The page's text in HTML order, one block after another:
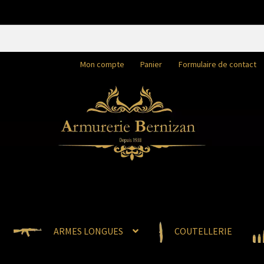
Mon compte Panier Formulaire de contact
ARMES LONGUES COUTELLERIE